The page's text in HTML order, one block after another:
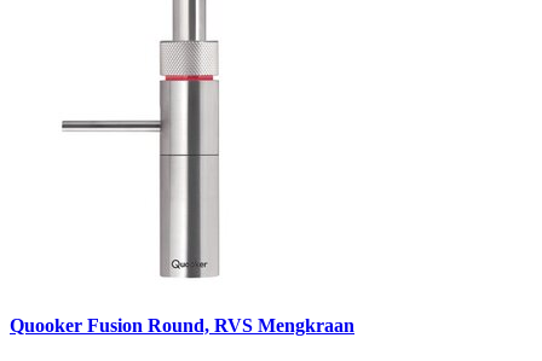
Quooker Fusion Round, RVS Mengkraan